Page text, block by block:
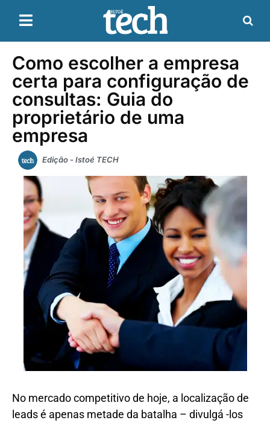
Como escolher a empresa
certa para configuração de
consultas: Guia do
proprietário de uma
empresa
Edição - Istoé TECH
No mercado competitivo de hoje, a localização de
leads é apenas metade da batalha – divulgá -los